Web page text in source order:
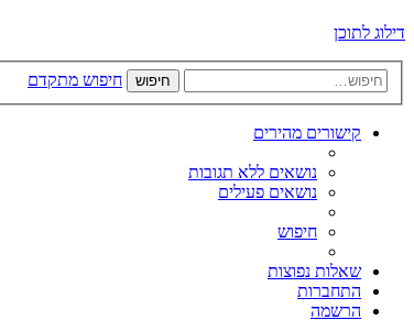
דילוג לתוכן
חיפוש חיפוש מתקדם
קישורים מהירים
נושאים ללא תגובות
נושאים פעילים
חיפוש
שאלות נפוצות
התחברות
הרשמה